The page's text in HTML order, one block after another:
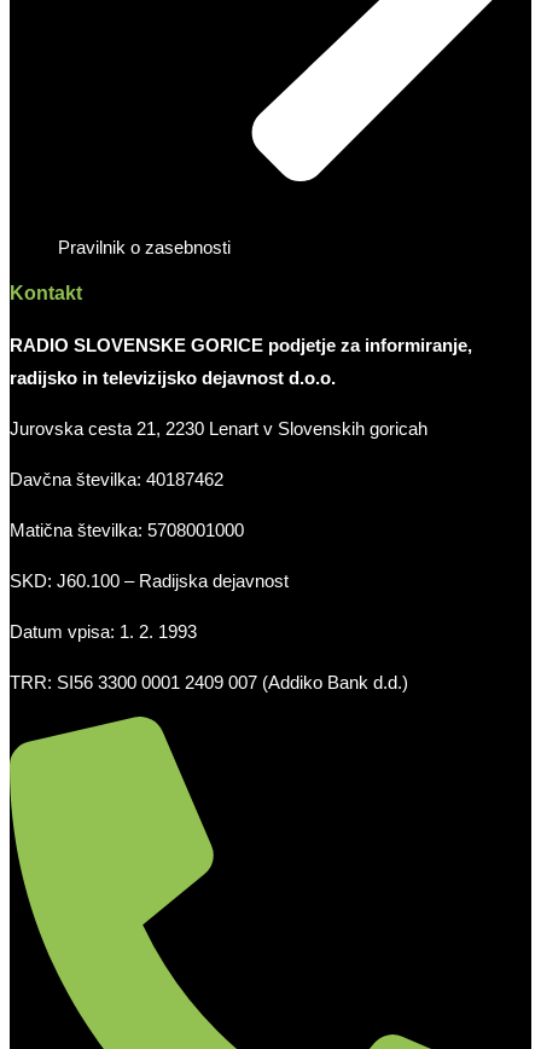
Pravilnik o zasebnosti
Kontakt
RADIO SLOVENSKE GORICE podjetje za informiranje,
radijsko in televizijsko dejavnost d.o.o.
Jurovska cesta 21, 2230 Lenart v Slovenskih goricah
Davčna številka: 40187462
Matična številka: 5708001000
SKD: J60.100 – Radijska dejavnost
Datum vpisa: 1. 2. 1993
TRR: SI56 3300 0001 2409 007 (Addiko Bank d.d.)